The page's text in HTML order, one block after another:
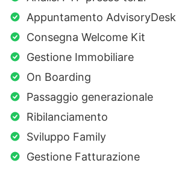
Appuntamento AdvisoryDesk
Consegna Welcome Kit
Gestione Immobiliare
On Boarding
Passaggio generazionale
Ribilanciamento
Sviluppo Family
Gestione Fatturazione